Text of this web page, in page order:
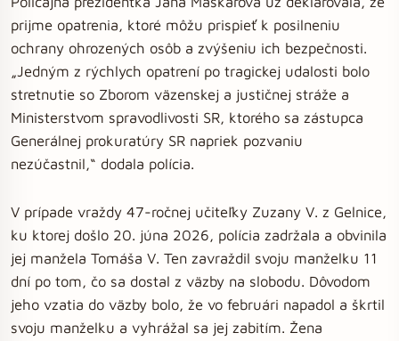
prijme opatrenia, ktoré môžu prispieť k posilneniu
ochrany ohrozených osôb a zvýšeniu ich bezpečnosti.
„Jedným z rýchlych opatrení po tragickej udalosti bolo
stretnutie so Zborom väzenskej a justičnej stráže a
Ministerstvom spravodlivosti SR, ktorého sa zástupca
Generálnej prokuratúry SR napriek pozvaniu
nezúčastnil,“ dodala polícia.
V prípade vraždy 47-ročnej učiteľky Zuzany V. z Gelnice,
ku ktorej došlo 20. júna 2026, polícia zadržala a obvinila
jej manžela Tomáša V. Ten zavraždil svoju manželku 11
dní po tom, čo sa dostal z väzby na slobodu. Dôvodom
jeho vzatia do väzby bolo, že vo februári napadol a škrtil
svoju manželku a vyhrážal sa jej zabitím. Žena